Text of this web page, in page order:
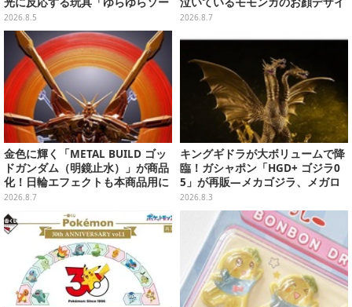
ラー」全8種が全国アミューズメ
ント施設にて展開
2026.8.5
ン全4種が8月下旬プライズ展開
2026.8.7
金色に輝く「METAL BUILD ゴッ
ドガンダム（明鏡止水）」が商品
化！日輪エフェクトも本商品用に
刷新した豪華仕様
2026.8.7
キングギドラが大ボリュームで降
臨！ガシャポン「HGD+ ゴジラ0
5」が再販―メカゴジラ、メガロ
なども揃った全4種
2026.8.3